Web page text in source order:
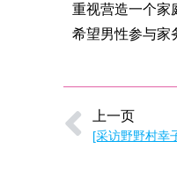
重视营造一个家
希望男性参与家
上一页
[采访野野村幸